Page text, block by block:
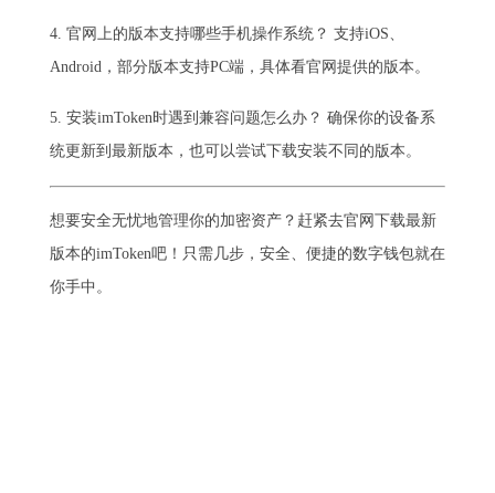
4. 官网上的版本支持哪些手机操作系统？ 支持iOS、
Android，部分版本支持PC端，具体看官网提供的版本。
5. 安装imToken时遇到兼容问题怎么办？ 确保你的设备系
统更新到最新版本，也可以尝试下载安装不同的版本。
想要安全无忧地管理你的加密资产？赶紧去官网下载最新
版本的imToken吧！只需几步，安全、便捷的数字钱包就在
你手中。